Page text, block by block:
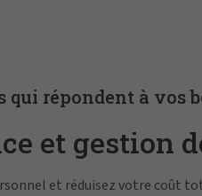
qui répondent à vos
et gestion
et réduisez votre coût